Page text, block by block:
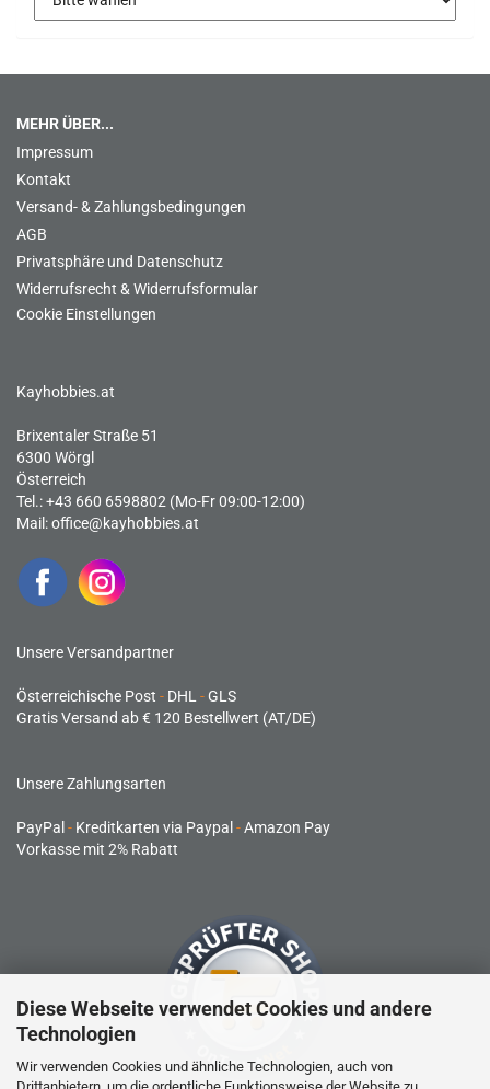
Diese Webseite verwendet Cookies und andere
Technologien
Wir verwenden Cookies und ähnliche Technologien, auch von
MEHR ÜBER...
Impressum
Kontakt
Versand- & Zahlungsbedingungen
AGB
Privatsphäre und Datenschutz
Widerrufsrecht & Widerrufsformular
Cookie Einstellungen
Kayhobbies.at
Brixentaler Straße 51
6300 Wörgl
Österreich
Tel.: +43 660 6598802 (Mo-Fr 09:00-12:00)
Mail:office@kayhobbies.at
Unsere Versandpartner
Österreichische Post - DHL -GLS
Gratis Versand ab € 120 Bestellwert (AT/DE)
Unsere Zahlungsarten
PayPal - Kreditkarten via Paypal -Amazon Pay
Vorkasse mit 2% Rabatt